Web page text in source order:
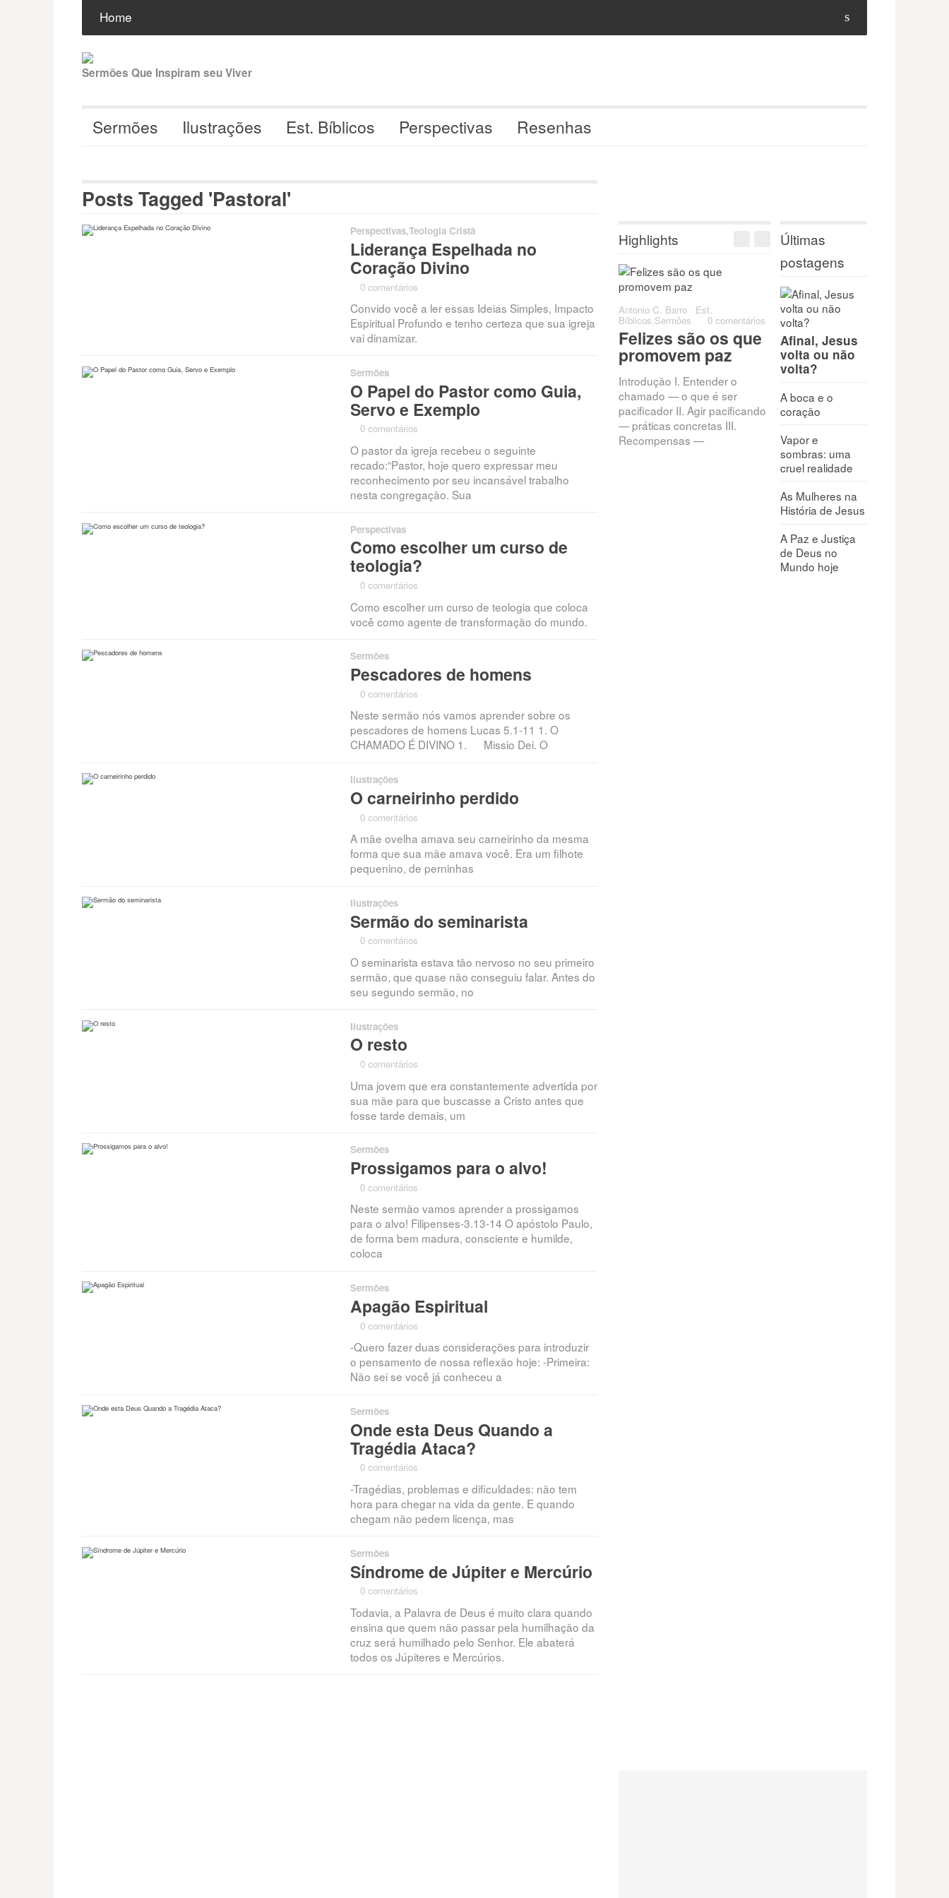
s
para
conteúdo
Home
Sermões Que Inspiram seu Viver
Sermões Ilustrações Est. Bíblicos Perspectivas Resenhas
Posts Tagged 'Pastoral'
Perspectivas,Teologia Cristã
Liderança Espelhada no
Coração Divino
0 comentários
Convido você a ler essas Ideias Simples, Impacto
Espiritual Profundo e tenho certeza que sua igreja
vai dinamizar.
Sermões
O Papel do Pastor como Guia,
Servo e Exemplo
0 comentários
O pastor da igreja recebeu o seguinte
recado:“Pastor, hoje quero expressar meu
reconhecimento por seu incansável trabalho
nesta congregação. Sua
Perspectivas
Como escolher um curso de
teologia?
0 comentários
Como escolher um curso de teologia que coloca
você como agente de transformação do mundo.
Sermões
Pescadores de homens
0 comentários
Neste sermão nós vamos aprender sobre os
pescadores de homens Lucas 5.1-11 1. O
CHAMADO É DIVINO 1. Missio Dei. O
Ilustrações
O carneirinho perdido
0 comentários
A mãe ovelha amava seu carneirinho da mesma
forma que sua mãe amava você. Era um filhote
pequenino, de perninhas
Ilustrações
Sermão do seminarista
0 comentários
O seminarista estava tão nervoso no seu primeiro
sermão, que quase não conseguiu falar. Antes do
seu segundo sermão, no
Ilustrações
O resto
0 comentários
Uma jovem que era constantemente advertida por
sua mãe para que buscasse a Cristo antes que
fosse tarde demais, um
Sermões
Prossigamos para o alvo!
0 comentários
Neste sermão vamos aprender a prossigamos
para o alvo! Filipenses-3.13-14 O apóstolo Paulo,
de forma bem madura, consciente e humilde,
coloca
Sermões
Apagão Espiritual
0 comentários
-Quero fazer duas considerações para introduzir
o pensamento de nossa reflexão hoje: -Primeira:
Não sei se você já conheceu a
Sermões
Onde esta Deus Quando a
Tragédia Ataca?
0 comentários
-Tragédias, problemas e dificuldades: não tem
hora para chegar na vida da gente. E quando
chegam não pedem licença, mas
Sermões
Síndrome de Júpiter e Mercúrio
0 comentários
Todavia, a Palavra de Deus é muito clara quando
ensina que quem não passar pela humilhação da
cruz será humilhado pelo Senhor. Ele abaterá
todos os Júpiteres e Mercúrios.
Highlights
Antonio C. Barro Est.
Bíblicos,Sermões 0 comentários
Felizes são os que
promovem paz
Introdução I. Entender o
chamado — o que é ser
pacificador II. Agir pacificando
— práticas concretas III.
Recompensas —
Últimas
postagens
Afinal, Jesus
volta ou não
volta?
A boca e o
coração
Vapor e
sombras: uma
cruel realidade
As Mulheres na
História de Jesus
A Paz e Justiça
de Deus no
Mundo hoje